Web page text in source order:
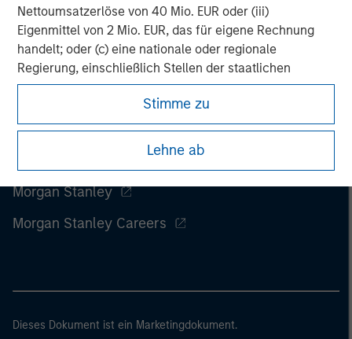
Nettoumsatzerlöse von 40 Mio. EUR oder (iii)
Eigenmittel von 2 Mio. EUR, das für eigene Rechnung
handelt; oder (c) eine nationale oder regionale
Regierung, einschließlich Stellen der staatlichen
Schuldenverwaltung auf nationaler oder regionaler
Ebene, Zentralbanken, internationaler und
supranationaler Einrichtungen wie die Weltbank, der
IWF, die EZB, die EIB und andere vergleichbare
Bitte beachten Sie, dass die Definition eines
dem aus auf die Website zugegriffen wird.
Stimme zu
Lehne ab
Morgan Stanley
Morgan Stanley Careers
Dieses Dokument ist ein Marketingdokument.